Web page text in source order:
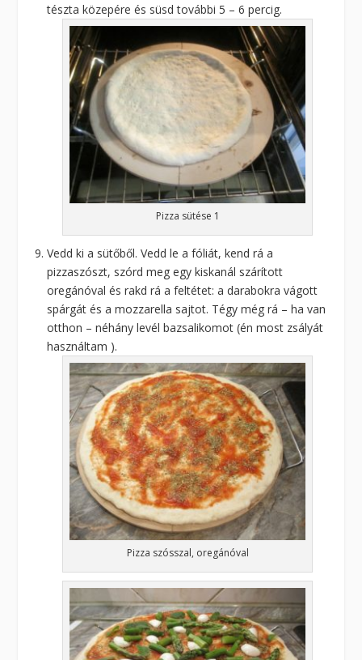
tészta közepére és süsd további 5 – 6 percig.
Pizza sütése 1
Vedd ki a sütőből. Vedd le a fóliát, kend rá a
pizzaszószt, szórd meg egy kiskanál szárított
oregánóval és rakd rá a feltétet: a darabokra vágott
spárgát és a mozzarella sajtot. Tégy még rá – ha van
otthon – néhány levél bazsalikomot (én most zsályát
használtam ).
Pizza szósszal, oregánóval